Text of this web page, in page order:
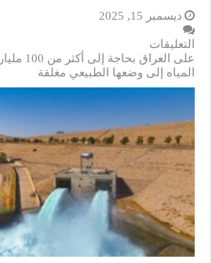
ديسمبر 15, 2025
التعليقات
على
المياه إلى وضعها الطبيعي مغلقة